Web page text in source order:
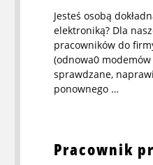
Jesteś osobą
elektroniką? Dla
pracowników do
(odnowa0
sprawdzane,
ponownego …
Pracownik
Pracownik